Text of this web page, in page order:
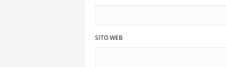
SITO WEB